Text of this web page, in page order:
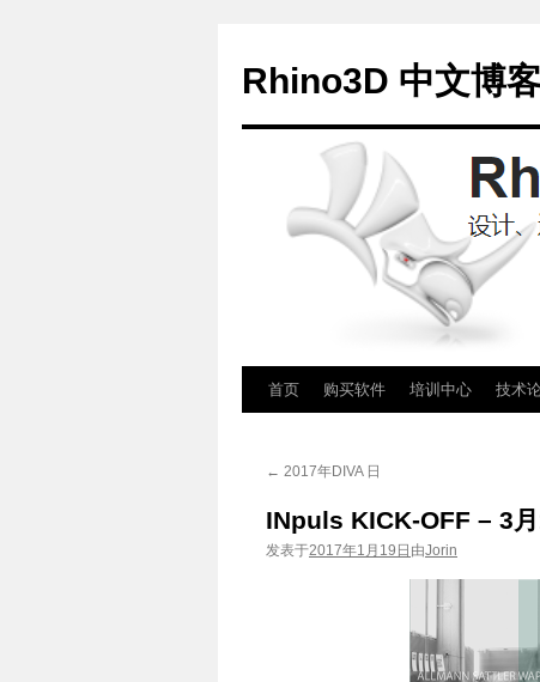
Rhino3D 中文博
首页 购买软件 培训中心 技术
← 2017年DIVA 日
INpuls KICK-OFF – 3
发表于2017年1月19日 由Jorin